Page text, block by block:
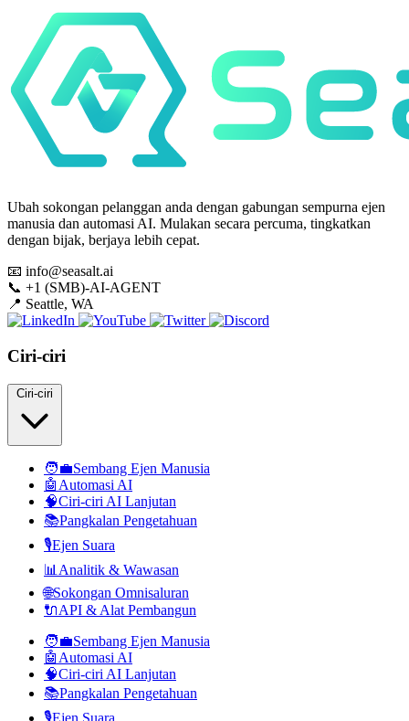
Ubah sokongan pelanggan anda dengan gabungan sempurna ejen
manusia dan automasi AI. Mulakan secara percuma, tingkatkan
dengan bijak, berjaya lebih cepat.
📧 info@seasalt.ai
📞 +1 (SMB)-AI-AGENT
📍 Seattle, WA
Ciri-ciri
🧑‍💼Sembang Ejen Manusia
🤖 Automasi AI
🧠Ciri-ciri AI Lanjutan
📚Pangkalan Pengetahuan
🎙️Ejen Suara
📊 Analitik & Wawasan
🌐Sokongan Omnisaluran
🔌API & Alat Pembangun
🧑‍💼Sembang Ejen Manusia
🤖 Automasi AI
🧠Ciri-ciri AI Lanjutan
📚Pangkalan Pengetahuan
🎙️Ejen Suara